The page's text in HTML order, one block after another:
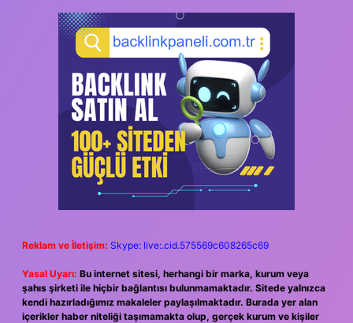
Reklam ve İletişim: Skype: live:.cid.575569c608265c69
Yasal Uyarı: Bu internet sitesi, herhangi bir marka, kurum veya
şahıs şirketi ile hiçbir bağlantısı bulunmamaktadır. Sitede yalnızca
kendi hazırladığımız makaleler paylaşılmaktadır. Burada yer alan
içerikler haber niteliği taşımamakta olup, gerçek kurum ve kişiler